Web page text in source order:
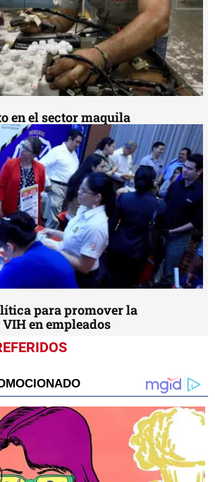
en el sector maquila
para promover la
en empleados